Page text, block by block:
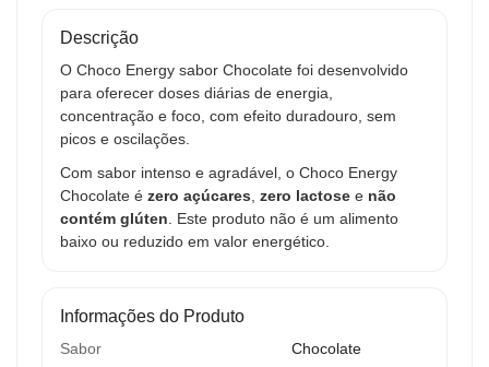
Descrição
O Choco Energy sabor Chocolate foi desenvolvido
para oferecer doses diárias de energia,
concentração e foco, com efeito duradouro, sem
picos e oscilações.
Com sabor intenso e agradável, o Choco Energy
Chocolate é zero açúcares zero lactose e não
contém glúten . Este produto não é um alimento
baixo ou reduzido em valor energético.
Informações do Produto
Sabor Chocolate